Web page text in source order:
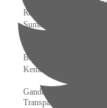
Sidang Isbat Awal
Ramadan
Sumber Daya Adalah
Dukung Kelancaran
Berlakukan Diskon Tarif
Kemenekraf –
Gandeng KPK , Gus
Transparan dan Tepat